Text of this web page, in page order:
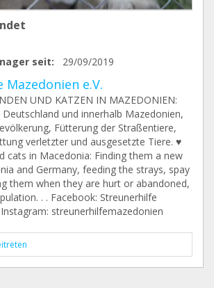
seit: 29/09/2019
e.V.
UND KATZEN IN MAZEDONIEN:
und innerhalb Mazedonien,
Fütterung der Straßentiere,
verletzter und ausgesetzte Tiere. ♥️
cats in Macedonia: Finding them a new
and Germany, feeding the strays, spay
them when they are hurt or abandoned,
. . Facebook: Streunerhilfe
streunerhilfemazedonien